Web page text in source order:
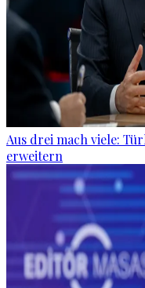
Aus drei mach viele:
erweitern